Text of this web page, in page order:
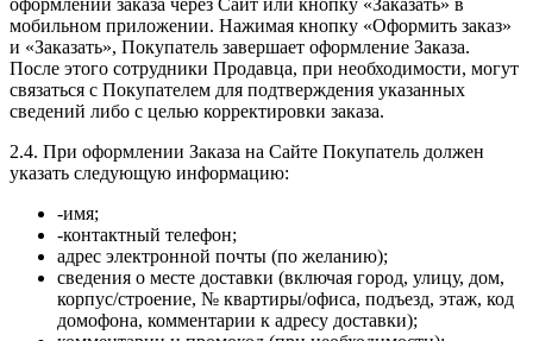
оформлении заказа через Сайт или кнопку «Заказать» в
мобильном приложении. Нажимая кнопку «Оформить заказ»
и «Заказать», Покупатель завершает оформление Заказа.
После этого сотрудники Продавца, при необходимости, могут
связаться с Покупателем для подтверждения указанных
сведений либо с целью корректировки заказа.
2.4. При оформлении Заказа на Сайте Покупатель должен
указать следующую информацию:
-имя;
-контактный телефон;
адрес электронной почты (по желанию);
сведения о месте доставки (включая город, улицу, дом,
корпус/строение, № квартиры/офиса, подъезд, этаж, код
домофона, комментарии к адресу доставки);